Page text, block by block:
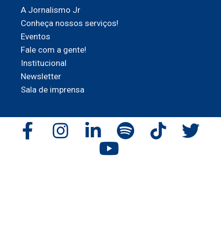
A Jornalismo Jr
Conheça nossos serviços!
Eventos
Fale com a gente!
Institucional
Newsletter
Sala de imprensa